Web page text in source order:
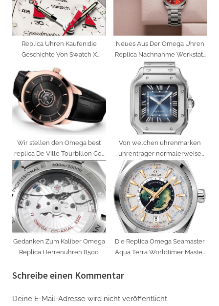
t
Replica Uhren Kaufen:die
Geschichte Von Swatch X
Neues Aus Der Omega Uhren
Replica Nachnahme Werkstatt
Für 2022
Wir stellen den Omega best
replica De Ville Tourbillon Co-
Axial Master Chronometer vor
Von welchen uhrenmarken
uhrenträger normalerweise
beste replica uhren kaufen
Gedanken Zum Kaliber Omega
Replica Herrenuhren 8500
Die Replica Omega Seamaster
Aqua Terra Worldtimer Master
Omegas Erste Internationale
Schreibe einen Kommentar
Deine E-Mail-Adresse wird nicht veröffentlicht.